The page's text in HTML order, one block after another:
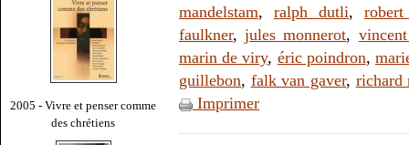
2005 - Vivre et penser comme
des chrétiens
mandelstam, ralph dutli,
faulkner,jules monnerot,
marin de viry, éric poindron,
guillebon, falk van gaver, richard
Imprimer